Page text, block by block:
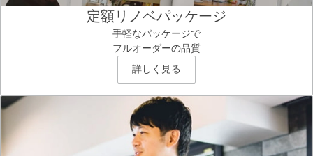
定額リノベパッケージ
手軽なパッケージで
フルオーダーの品質
詳しく見る